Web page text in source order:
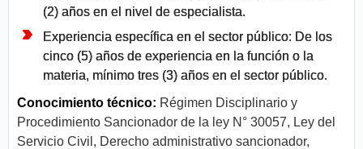
(2) años en el nivel de especialista.
Experiencia específica en el sector público: De los
cinco (5) años de experiencia en la función o la
materia, mínimo tres (3) años en el sector público.
Conocimiento técnico: Régimen Disciplinario y
Procedimiento Sancionador de la ley N° 30057, Ley del
Servicio Civil, Derecho administrativo sancionador,